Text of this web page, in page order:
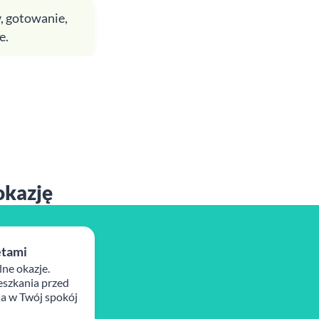
gotowanie,
okazje.
przed
w Twój spokój